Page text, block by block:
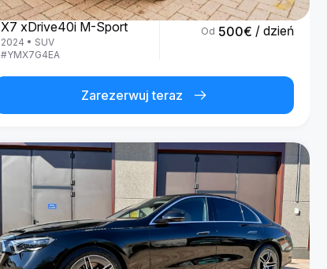
BMW
X7 xDrive40i M-Sport
2024 • SUV
#YMX7G4EA
Od 500€ / dzień
Zarezerwuj teraz